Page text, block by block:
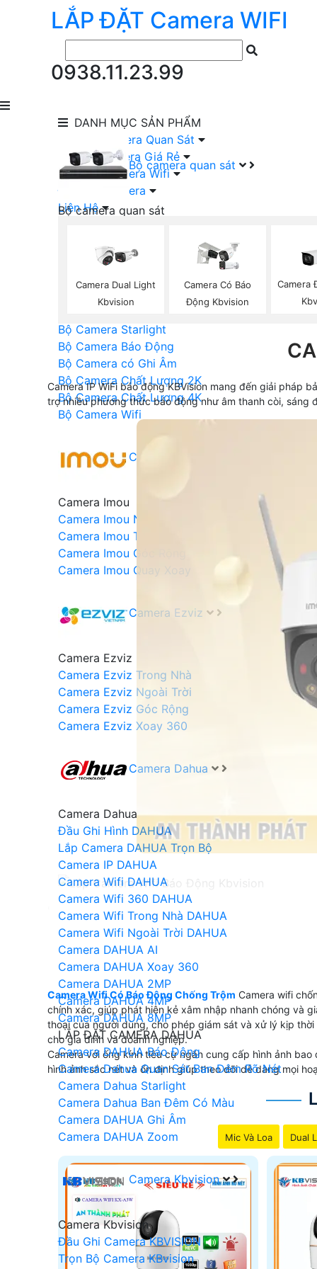
LẮP ĐẶT Camera WIFI
0938.11.23.99
DANH MỤC SẢN PHẨM
Bộ camera quan sát
Bộ camera quan sát
Camera KBVISION Trọn Bộ
Camera DAHUA Trọn Bộ
Camera giá Rẻ Trọn Bộ
Bộ Camera Nên Dùng
Bộ Camera Starlight
Bộ Camera Báo Động
Bộ Camera có Ghi Âm
Bộ Camera Chất Lượng 2K
Bộ Camera Chất Lượng 4K
Bộ Camera Wifi
Camera Imou
Camera Imou
Camera Imou Ngoài trời
Camera Imou Trong Nhà
Camera Imou Góc Rộng
Camera Imou Quay Xoay
Camera Ezviz
Camera Ezviz
Camera Ezviz Trong Nhà
Camera Ezviz Ngoài Trời
Camera Ezviz Góc Rộng
Camera Ezviz Xoay 360
Camera Dahua
Camera Dahua
Đầu Ghi Hình DAHUA
Lắp Camera DAHUA Trọn Bộ
Camera IP DAHUA
Camera Wifi DAHUA
Camera Wifi 360 DAHUA
Camera Wifi Trong Nhà DAHUA
Camera Wifi Ngoài Trời DAHUA
Camera DAHUA AI
Camera DAHUA Xoay 360
Camera DAHUA 2MP
Camera DAHUA 4MP
Camera DAHUA 8MP
LẮP ĐẶT CAMERA DAHUA
Camera DAHUA Báo Động
Camera Dahua Quan Sát Ban Đêm Rõ Nét
Camera Dahua Starlight
Camera Dahua Ban Đêm Có Màu
Camera DAHUA Ghi Âm
Camera DAHUA Zoom
Camera Kbvision
Camera Kbvision
Đầu Ghi Camera KBVISION
Trọn Bộ Camera KBvision
lắp Đặt Camera Quan Sát
Lắp Bộ Camera Giá Rẻ
Lắp Đặt Camera Wifi
Đầu Ghi Camera
Liên Hệ
Camera Dual Light
Kbvision
Camera Có Báo
Động Kbvision
Camera
Camera IP WiFi báo động KBVision mang đến giải pháp
trợ nhiều phương thức báo động như âm thanh còi, sáng
Camera Wifi Có Báo Động Chống Trộm Camera wifi
chính xác, giúp phát hiện kẻ xâm nhập nhanh chóng và
thoại của người dùng, cho phép giám sát và xử lý kịp
cho gia đình và doanh nghiệp.
Camera với ống kính tiêu cự ngắn cung cấp hình ảnh
hình ảnh sắc nét và ổn định giúp theo dõi dễ dàng mọi
Mic Và Loa Dual